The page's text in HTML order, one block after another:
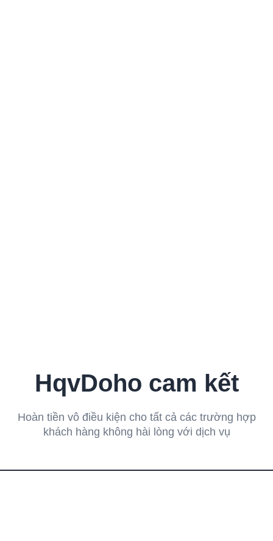
HqvDoho cam kết
Hoàn tiền vô điều kiện cho tất cả các trường hợp
khách hàng không hài lòng với dịch vụ